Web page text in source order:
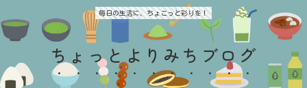
毎日の生活に、ちょこっと彩りを！
ちょっとよりみちブログ